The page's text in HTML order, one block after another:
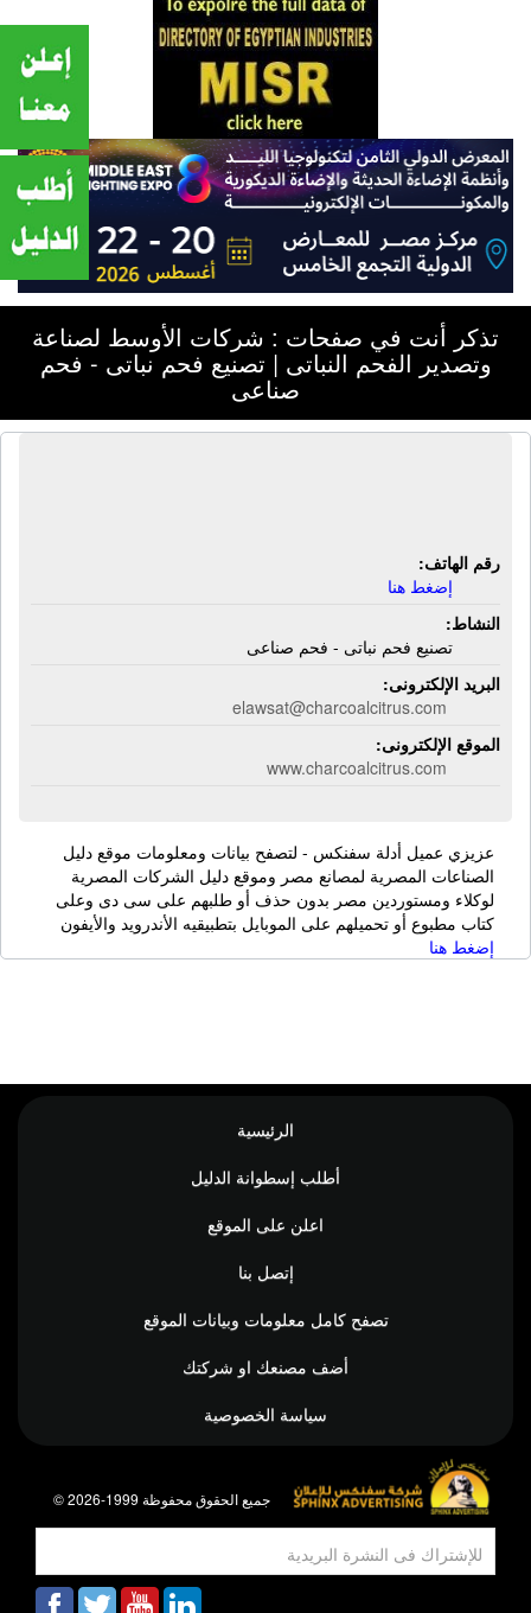
تذكر أنت في صفحات : شركات الأوسط لصناعة
وتصدير الفحم النباتى | تصنيع فحم نباتى - فحم
صناعى
رقم الهاتف:
إضغط هنا
النشاط:
تصنيع فحم نباتى - فحم صناعى
البريد الإلكترونى:
elawsat@charcoalcitrus.com
الموقع الإلكترونى:
www.charcoalcitrus.com
عزيزي عميل أدلة سفنكس - لتصفح بيانات ومعلومات موقع دليل
الصناعات المصرية لمصانع مصر وموقع دليل الشركات المصرية
لوكلاء ومستوردين مصر بدون حذف أو طلبهم على سى دى وعلى
كتاب مطبوع أو تحميلهم على الموبايل بتطبيقيه الأندرويد والأيفون
إضغط هنا
الرئيسية
أطلب إسطوانة الدليل
اعلن على الموقع
إتصل بنا
تصفح كامل معلومات وبيانات الموقع
أضف مصنعك او شركتك
سياسة الخصوصية
© جميع الحقوق محفوظة 1999-2026